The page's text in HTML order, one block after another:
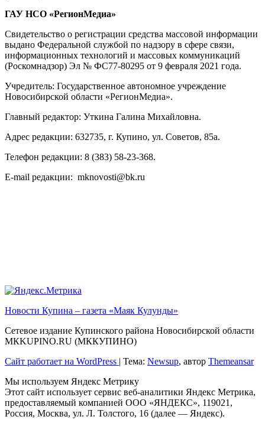
ГАУ НСО «РегионМедиа»
Свидетельство о регистрации средства массовой информации
выдано Федеральной службой по надзору в сфере связи,
информационных технологий и массовых коммуникаций
(Роскомнадзор) Эл № ФС77-80295 от 9 февраля 2021 года.
Учредитель: Государственное автономное учреждение
Новосибирской области «РегионМедиа».
Главный редактор: Уткина Галина Михайловна.
Адрес редакции: 632735, г. Купино, ул. Советов, 85а.
Телефон редакции: 8 (383) 58-23-368.
E-mail редакции: mknovosti@bk.ru
Новости Купина – газета «Маяк Кулунды»
Сетевое издание Купинского района Новосибирской области
МКKUPINO.RU (МККУПИНО)
Сайт работает на WordPress
Тема: Newsup, автор Themeansar
Мы используем Яндекс Метрику
Этот сайт использует сервис веб-аналитики Яндекс Метрика,
предоставляемый компанией ООО «ЯНДЕКС», 119021,
Россия, Москва, ул. Л. Толстого, 16 (далее — Яндекс).